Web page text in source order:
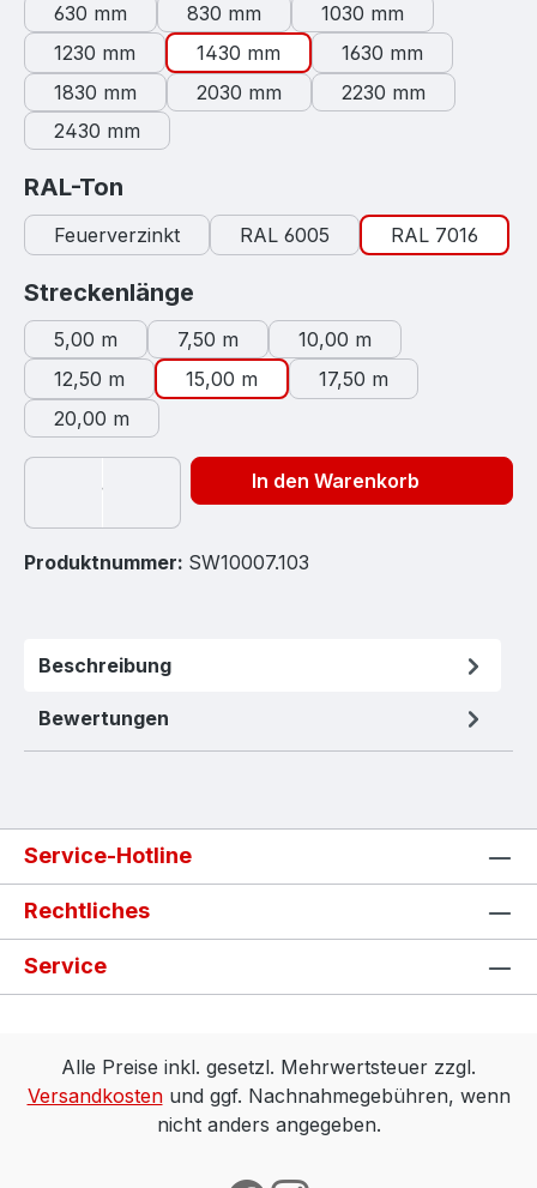
630 mm 830 mm
1030 mm
1230 mm
1430 mm
1630 mm
1830 mm
2030 mm
2230 mm
2430 mm
RAL-Ton
Feuerverzinkt RAL 6005 RAL 7016
Streckenlänge
5,00 m 7,50 m
10,00 m
12,50 m
15,00 m
17,50 m
20,00 m
In den Warenkorb
Produktnummer: SW10007.103
Beschreibung
Bewertungen
Service-Hotline
Rechtliches
Service
Alle Preise inkl. gesetzl. Mehrwertsteuer zzgl.
Versandkostenund ggf. Nachnahmegebühren, wenn
nicht anders angegeben.